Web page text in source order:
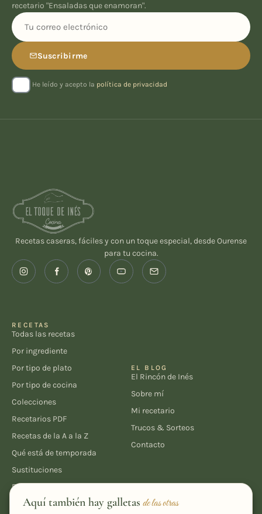
Aquí también hay galletas de las otras
recetario "Ensaladas que enamoran".
Suscribirme
He leído y acepto la política de privacidad
Recetas caseras, fáciles y con un toque especial, desde Ourense
para tu cocina.
RECETAS
Todas las recetas
Por ingrediente
Por tipo de plato
Por tipo de cocina
Colecciones
Recetarios PDF
Recetas de la A a la Z
Qué está de temporada
Sustituciones
Equivalencias y medidas
EL BLOG
El Rincón de Inés
Sobre mí
Mi recetario
Trucos & Sorteos
Contacto
LEGAL
Política de privacidad